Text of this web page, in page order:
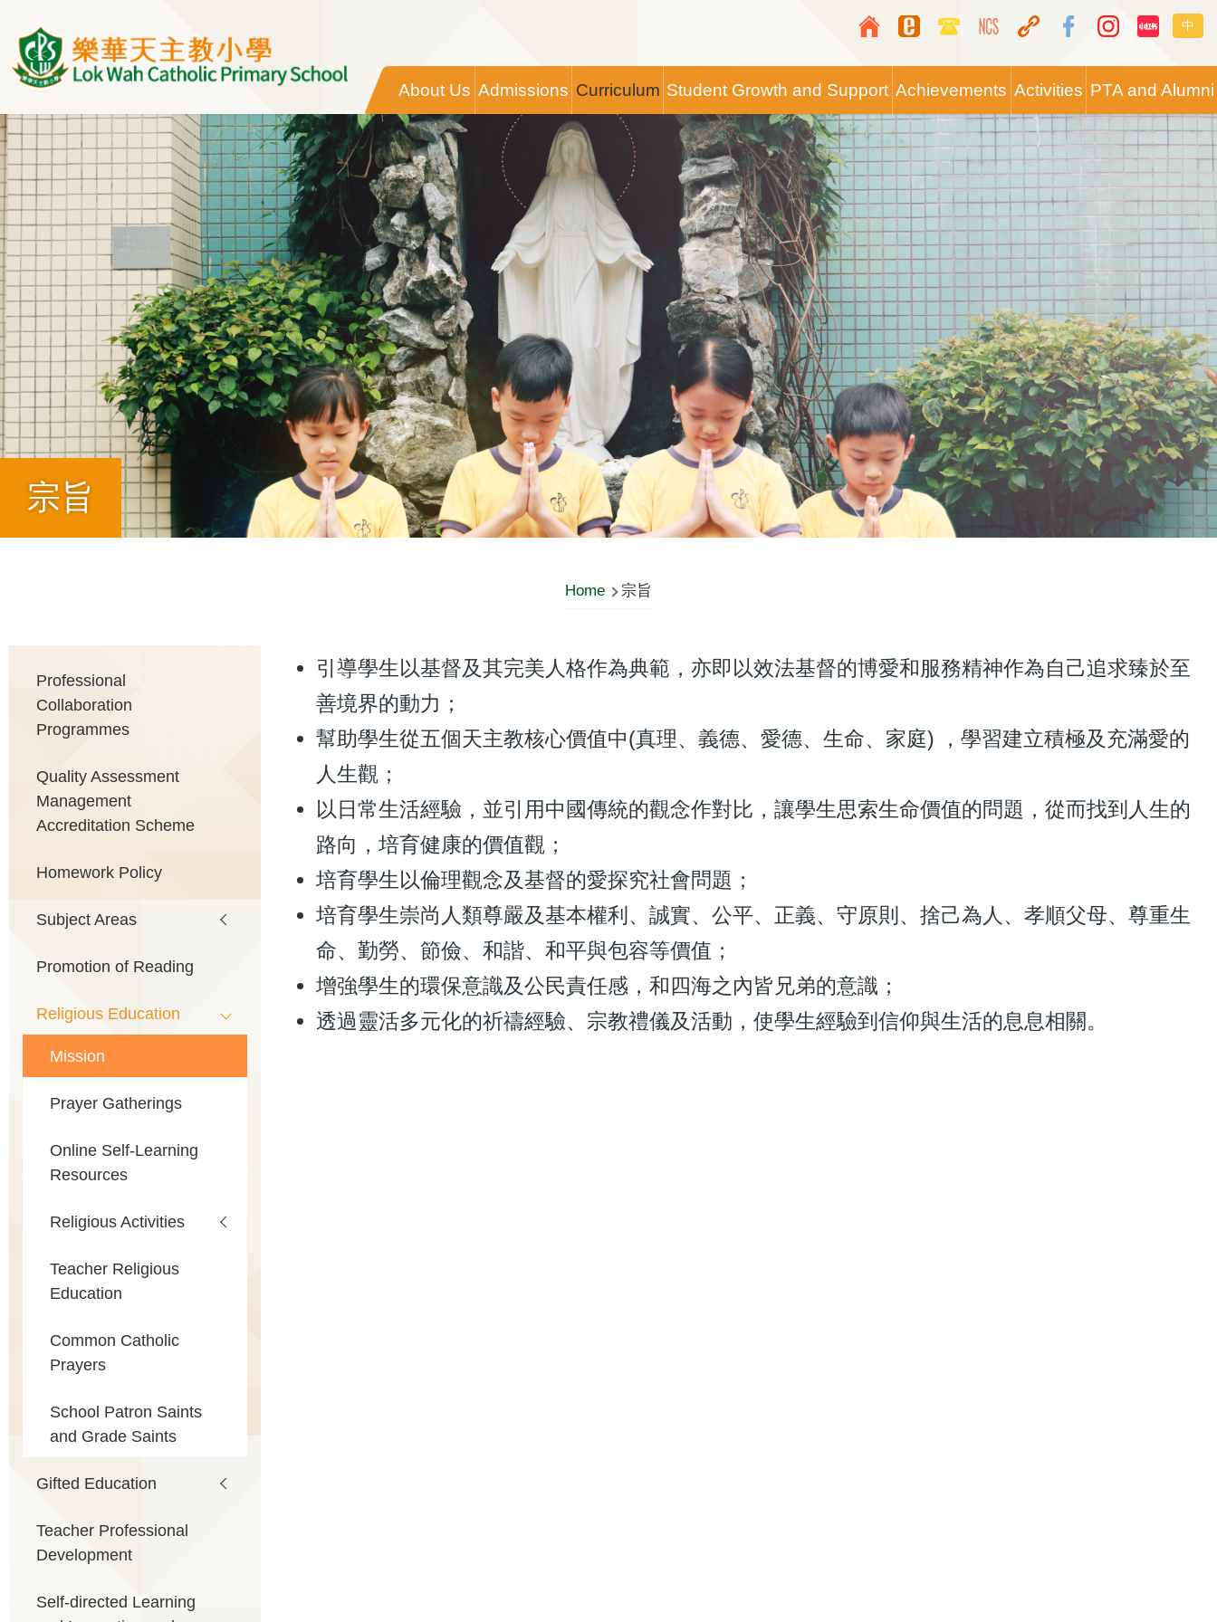
Top
Media
Icon
Button
中
Main
navigation
About Us Admissions Curriculum Student Growth and Support Achievements Activities PTA and Alumni
宗旨
Home 宗旨
引導學生以基督及其完美人格作為典範，亦即以效法基督的博愛和服務精神作為自己追求臻於至
善境界的動力；
幫助學生從五個天主教核心價值中(真理、義德、愛德、生命、家庭) ，學習建立積極及充滿愛的
人生觀；
以日常生活經驗，並引用中國傳統的觀念作對比，讓學生思索生命價值的問題，從而找到人生的
路向，培育健康的價值觀；
培育學生以倫理觀念及基督的愛探究社會問題；
培育學生崇尚人類尊嚴及基本權利、誠實、公平、正義、守原則、捨己為人、孝順父母、尊重生
命、勤勞、節儉、和諧、和平與包容等價值；
增強學生的環保意識及公民責任感，和四海之內皆兄弟的意識；
透過靈活多元化的祈禱經驗、宗教禮儀及活動，使學生經驗到信仰與生活的息息相關。
Main
navigation
Professional
Collaboration
Programmes
Quality Assessment
Management
Accreditation Scheme
Homework Policy
Subject Areas
Promotion of Reading
Religious Education
Mission
Prayer Gatherings
Online Self-Learning
Resources
Religious Activities
Teacher Religious
Education
Common Catholic
Prayers
School Patron Saints
and Grade Saints
Gifted Education
Teacher Professional
Development
Self-directed Learning